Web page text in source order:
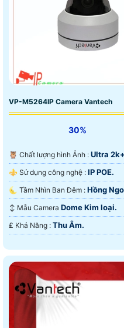
VP-M5264IP Camera Vantech
30%
🦉 Chất lượng hình Ảnh : Ultra
⚜️ Sử dụng công nghệ : IP POE.
🌜 Tầm Nhìn Ban Đêm : Hồng
↕️ Mẫu Camera Dome Kim loại.
️₤ Khả Năng : Thu Âm.